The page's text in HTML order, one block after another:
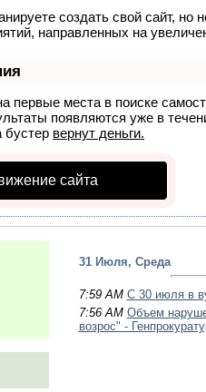
создать свой сайт, но
направленных на
первые места в поиске
появляются уже в
бустер вернут деньги.
сайта
31 Июля, Среда
7:59 AM С 30 июля в
7:56 AM Объем
возрос" -